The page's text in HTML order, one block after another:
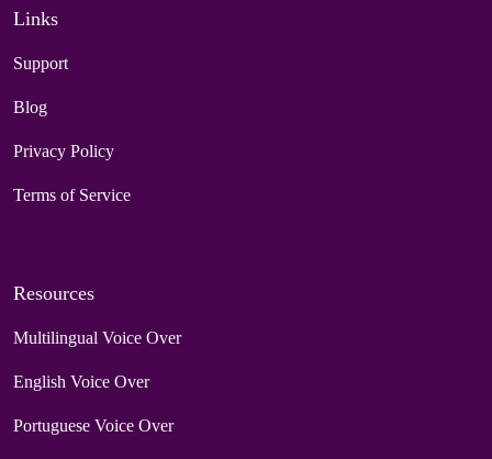
Links
Support
Blog
Privacy Policy
Terms of Service
Resources
Multilingual Voice Over
English Voice Over
Portuguese Voice Over